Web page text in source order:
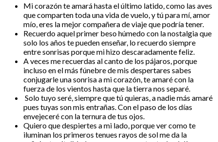
Mi corazón te amará hasta el último latido, como las aves
que comparten toda una vida de vuelo, y tú para mí, amor
mío, eres la mejor compañera de viaje que podría tener.
Recuerdo aquel primer beso húmedo con la nostalgia que
solo los años te pueden enseñar, lo recuerdo siempre
entre sonrisas porque mi hizo descaradamente feliz.
A veces me recuerdas al canto de los pájaros, porque
incluso en el más fúnebre de mis despertares sabes
conjugarle una sonrisa a mi corazón, te amaré con la
fuerza de los vientos hasta que la tierra nos separé.
Solo tuyo seré, siempre que tú quieras, a nadie más amaré
pues tuyas son mis entrañas. Con el paso de los días
envejeceré con la ternura de tus ojos.
Quiero que despiertes a mi lado, porque ver como te
iluminan los primeros tenues rayos de sol me da la